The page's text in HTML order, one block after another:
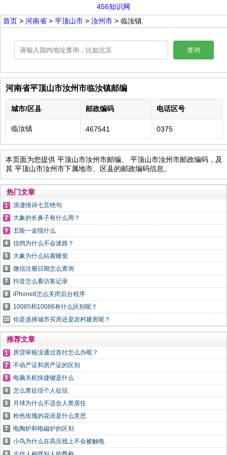
456知识网
首页 > 河南省 > 平顶山市 > 汝州市 > 临汝镇
查询
河南省平顶山市汝州市临汝镇邮编
城市/区县 邮政编码 电话区号
临汝镇 467541 0375
本页面为您提供 平顶山市汝州市邮编、 平顶山市汝州市邮政编码，及
其 平顶山市汝州市下属地市、区县的邮政编码信息。
热门文章
浪漫情诗七言绝句
大象的长鼻子有什么用？
五险一金指什么
信鸽为什么不会迷路？
大象为什么站着睡觉
微信注册日期怎么查询
抖音怎么看访客记录
iPhone8怎么关闭后台程序
10085和10086有什么区别呢？
你是选择城市买房还是农村建房呢？
推荐文章
房贷审核没通过首付怎么办呢？
不动产证和房产证的区别
电脑关机快捷键是什么
怎么查征信个人征信
月球为什么不适合人类居住
粉色玫瑰的花语是什么意思
电陶炉和电磁炉的区别
小鸟为什么在高压线上不会被触电